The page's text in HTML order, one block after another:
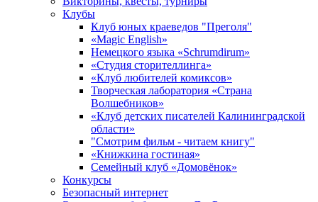
Клубы
Клуб юных краеведов "Преголя"
«Magic English»
Немецкого языка «Schrumdirum»
«Студия сторителлинга»
«Клуб любителей комиксов»
Творческая лаборатория «Страна
Волшебников»
«Клуб детских писателей Калининградской
области»
"Смотрим фильм - читаем книгу"
«Книжкина гостиная»
Семейный клуб «Домовёнок»
Конкурсы
Безопасный интернет